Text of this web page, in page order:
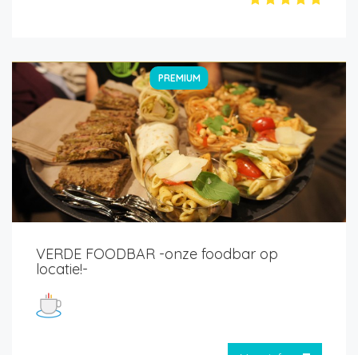
PREMIUM
VERDE FOODBAR -onze foodbar op
locatie!-